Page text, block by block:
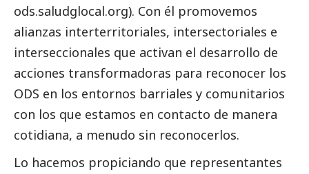
ods.saludglocal.org). Con él promovemos
alianzas interterritoriales, intersectoriales e
interseccionales que activan el desarrollo de
acciones transformadoras para reconocer los
ODS en los entornos barriales y comunitarios
con los que estamos en contacto de manera
cotidiana, a menudo sin reconocerlos.
Lo hacemos propiciando que representantes